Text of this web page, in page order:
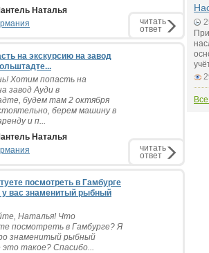
Наталья
читать
ответ
на экскурсию на завод
Хотим попасть на
завод Ауди в
будем там 2 октября
берем машину в
и п...
Наталья
читать
ответ
посмотреть в Гамбурге
у вас знаменитый рыбный
Наталья! Что
посмотреть в Гамбурге? Я
знаменитый рыбный
такое? Спасибо...